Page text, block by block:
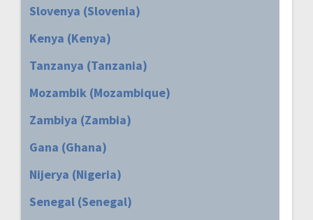
Slovenya (Slovenia)
Kenya (Kenya)
Tanzanya (Tanzania)
Mozambik (Mozambique)
Zambiya (Zambia)
Gana (Ghana)
Nijerya (Nigeria)
Senegal (Senegal)